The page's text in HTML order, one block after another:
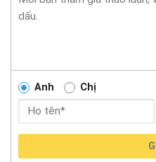
Anh Chị